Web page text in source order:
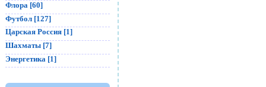
Флора [60]
Футбол [127]
Царская Россия [1]
Шахматы [7]
Энергетика [1]